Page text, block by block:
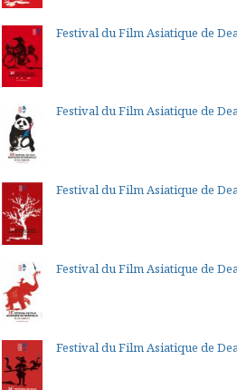
Festival du Film Asiatique de
Festival du Film Asiatique de
Festival du Film Asiatique de
Festival du Film Asiatique de
Festival du Film Asiatique de